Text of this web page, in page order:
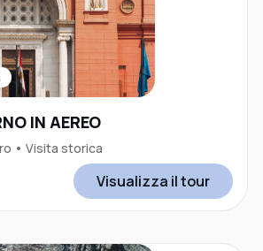
IN AEREO
• Visita storica
Visualizza il tour